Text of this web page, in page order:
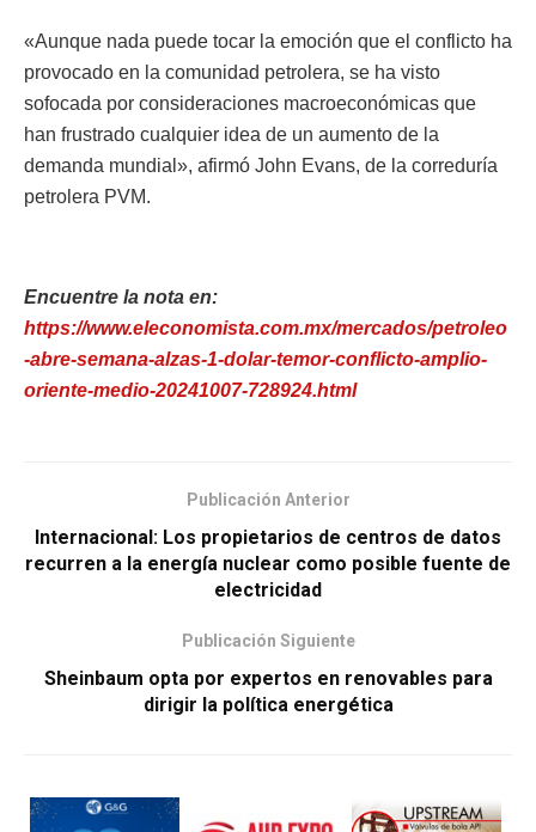
«Aunque nada puede tocar la emoción que el conflicto ha
provocado en la comunidad petrolera, se ha visto
sofocada por consideraciones macroeconómicas que
han frustrado cualquier idea de un aumento de la
demanda mundial», afirmó John Evans, de la correduría
petrolera PVM.
Encuentre la nota en:
https://www.eleconomista.com.mx/mercados/petroleo
-abre-semana-alzas-1-dolar-temor-conflicto-amplio-
oriente-medio-20241007-728924.html
Publicación Anterior
Internacional: Los propietarios de centros de datos
recurren a la energía nuclear como posible fuente de
electricidad
Publicación Siguiente
Sheinbaum opta por expertos en renovables para
dirigir la política energética